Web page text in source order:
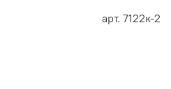
арт. 7122к-2